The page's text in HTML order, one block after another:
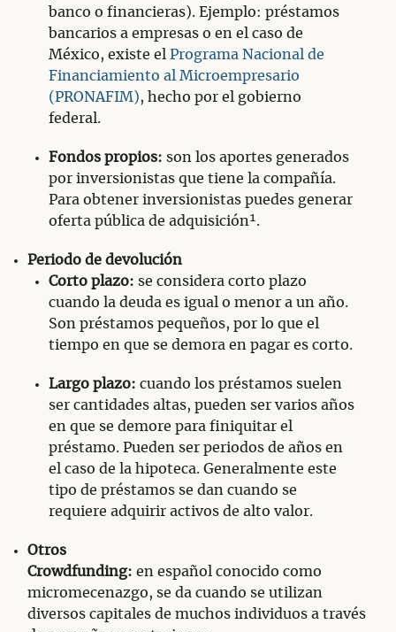
banco o financieras). Ejemplo: préstamos
bancarios a empresas o en el caso de
México, existe el Programa Nacional de
Financiamiento al Microempresario
(PRONAFIM), hecho por el gobierno
federal.
Fondos propios: son los aportes generados
por inversionistas que tiene la compañía.
Para obtener inversionistas puedes generar
oferta pública de adquisición¹.
Periodo de devolución
Corto plazo: se considera corto plazo
cuando la deuda es igual o menor a un año.
Son préstamos pequeños, por lo que el
tiempo en que se demora en pagar es corto.
Largo plazo: cuando los préstamos suelen
ser cantidades altas, pueden ser varios años
en que se demore para finiquitar el
préstamo. Pueden ser periodos de años en
el caso de la hipoteca. Generalmente este
tipo de préstamos se dan cuando se
requiere adquirir activos de alto valor.
Otros
Crowdfunding: en español conocido como
micromecenazgo, se da cuando se utilizan
diversos capitales de muchos individuos a través